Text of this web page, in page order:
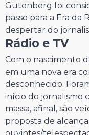
Gutenberg foi
passo para a Era da
despertar do
Rádio e TV
Com o nascimento
em uma nova era
desconhecido.
início do jornalismo
massa, afinal, são
proposta de